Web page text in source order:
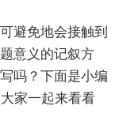
避免地会接触到
意义的记叙方
吗？下面是小编
家一起来看看